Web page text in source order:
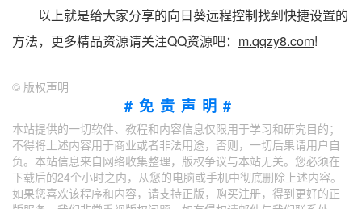
以上就是给大家分享的向日葵远程控制找到快捷设置的
方法，更多精品资源请关注QQ资源吧： m.qqzy8.com!
© 版权声明
#免责声明#
本站提供的一切软件、教程和内容信息仅限用于学习和研究目的；
不得将上述内容用于商业或者非法用途，否则，一切后果请用户自
负。本站信息来自网络收集整理，版权争议与本站无关。您必须在
下载后的24个小时之内，从您的电脑或手机中彻底删除上述内容。
如果您喜欢该程序和内容，请支持正版，购买注册，得到更好的正